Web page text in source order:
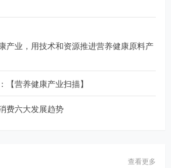
产业，用技术和资源推进营养健康原料产
【营养健康产业扫描】
费六大发展趋势
查看更多